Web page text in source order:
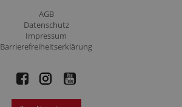
AGB
Datenschutz
Impressum
Barrierefreiheitserklärung